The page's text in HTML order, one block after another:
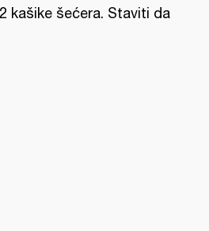
kašike šećera. Staviti da